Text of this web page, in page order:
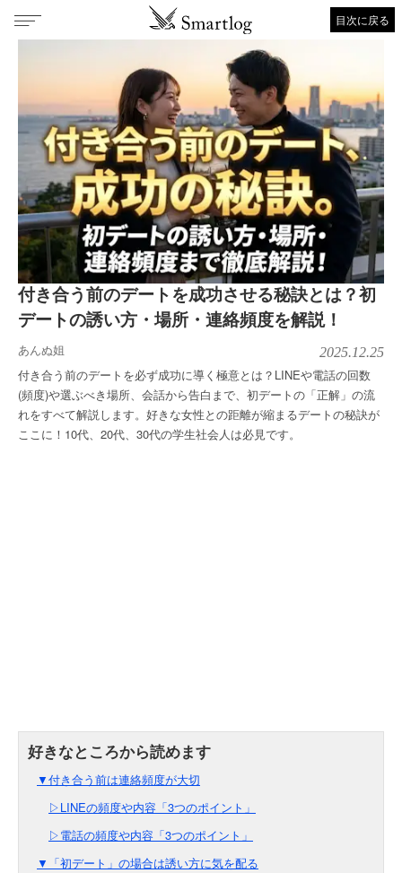
目次に戻る
付き合う前のデートを成功させる秘訣とは？初
デートの誘い方・場所・連絡頻度を解説！
あんぬ姐 2025.12.25
付き合う前のデートを必ず成功に導く極意とは？LINEや電話の回数
(頻度)や選ぶべき場所、会話から告白まで、初デートの「正解」の流
れをすべて解説します。好きな女性との距離が縮まるデートの秘訣が
ここに！10代、20代、30代の学生社会人は必見です。
▼付き合う前は連絡頻度が大切
▷LINEの頻度や内容「3つのポイント」
▷電話の頻度や内容「3つのポイント」
▼「初デート」の場合は誘い方に気を配る